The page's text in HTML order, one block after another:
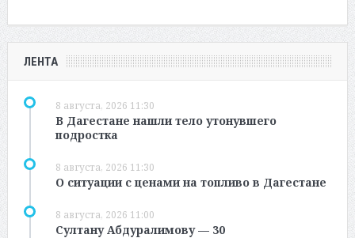
ЛЕНТА
8 августа, 2026 11:30
В Дагестане нашли тело утонувшего
подростка
8 августа, 2026 11:30
О ситуации с ценами на топливо в Дагестане
8 августа, 2026 11:00
Султану Абдуралимову — 30